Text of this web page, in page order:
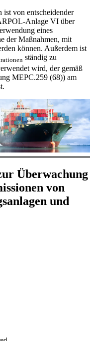
ist von entscheidender
Anlage VI über
eines
der Maßnahmen, mit
können. Außerdem ist
ständig zu
wird, der gemäß
MEPC.259 (68)) am
Überwachung
von
und